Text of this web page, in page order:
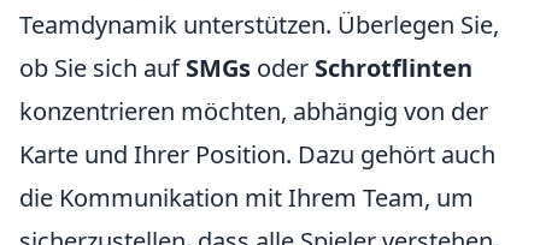
Teamdynamik unterstützen. Überlegen Sie,
ob Sie sich aufSMGs oder Schrotflinten
konzentrieren möchten, abhängig von der
Karte und Ihrer Position. Dazu gehört auch
die Kommunikation mit Ihrem Team, um